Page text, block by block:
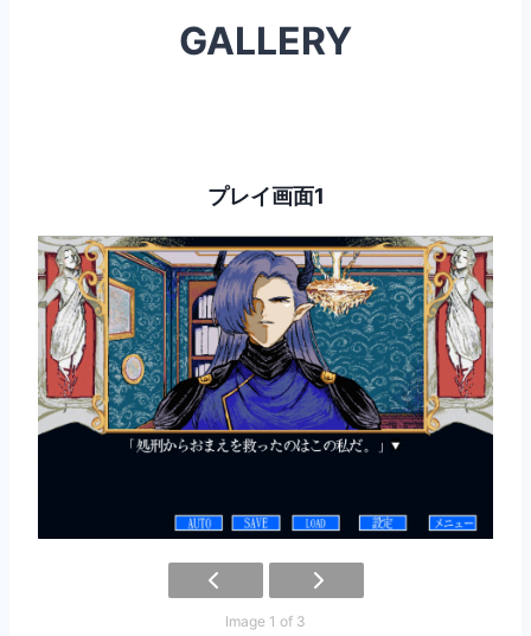
GALLERY
プレイ画面1
Image 1 of 3